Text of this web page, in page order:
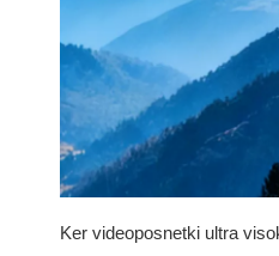
Ker videoposnetki ultra